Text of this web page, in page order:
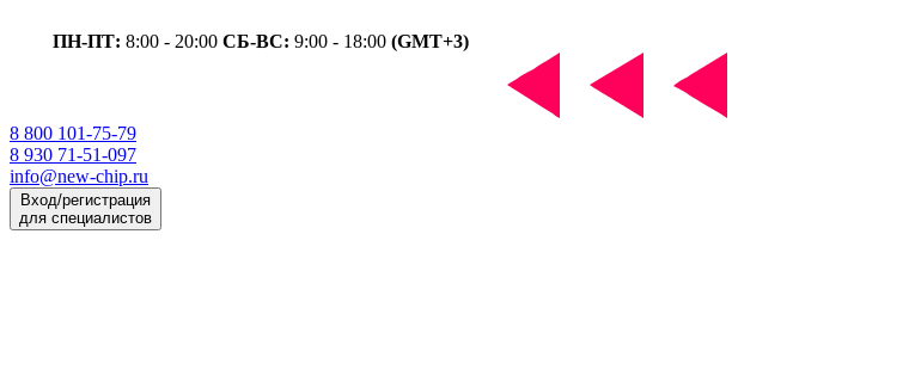
ПН-ПТ: 8:00 - 20:00 СБ-ВС: 9:00 - 18:00 (GMT+3)
8 800 101-75-79
8 930 71-51-097
info@new-chip.ru
Вход/регистрация
для специалистов